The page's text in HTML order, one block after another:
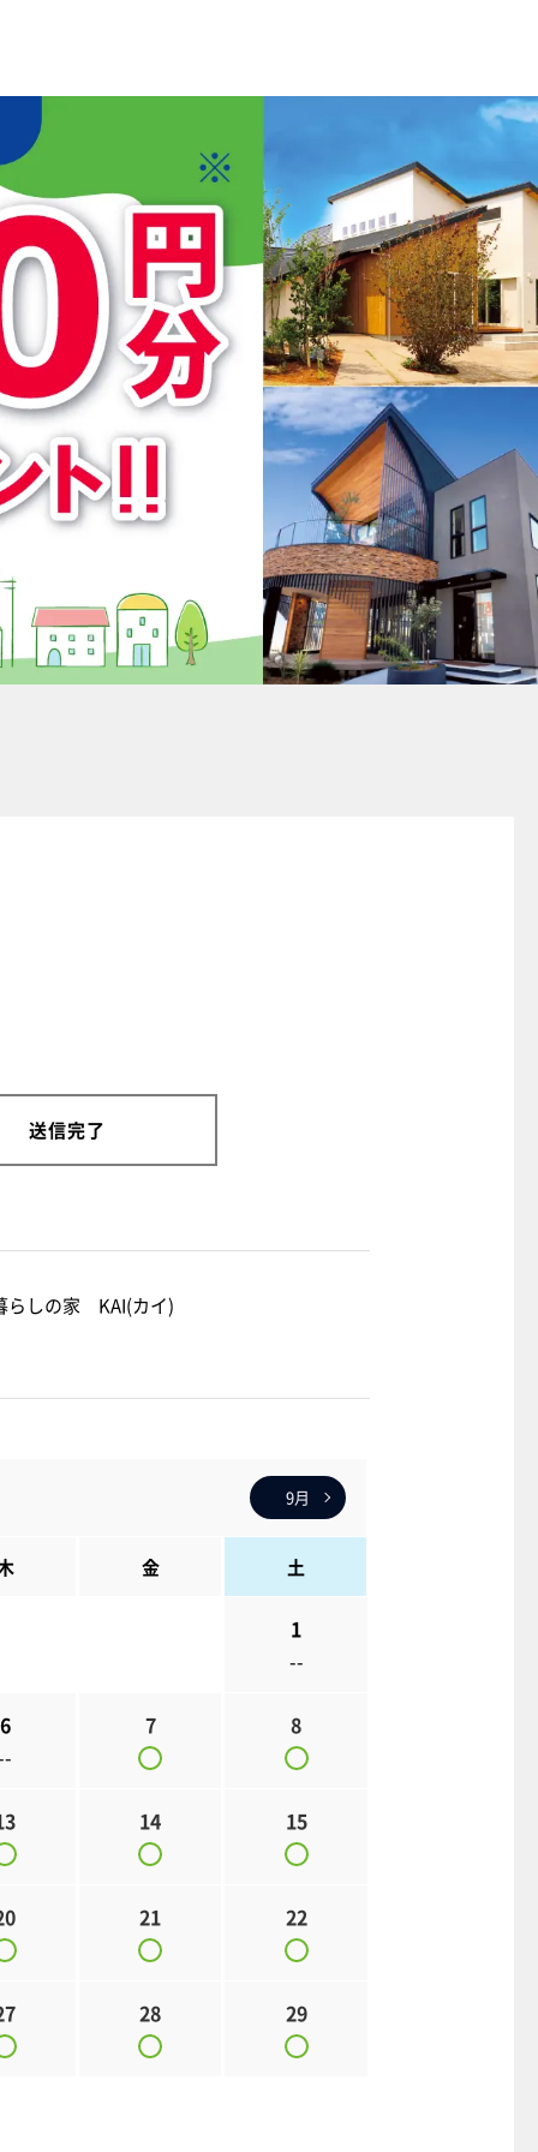
送信完了
らしの家 KAI(カイ)
9月
金 土
1
--
6
7 8
14 15
21 22
28 29